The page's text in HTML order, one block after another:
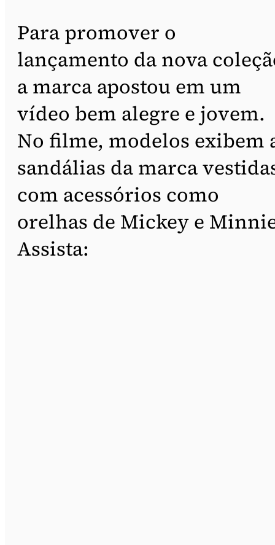
Para promover o
lançamento da nova
a marca apostou em um
vídeo bem alegre e jovem.
No filme, modelos exibem
sandálias da marca
com acessórios como
orelhas de Mickey e
Assista: